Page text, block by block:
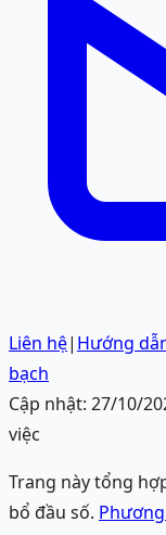
Liên hệ| Hướng
bạch
Cập nhật: 27/10/
việc
Trang này tổng
bổ đầu số.